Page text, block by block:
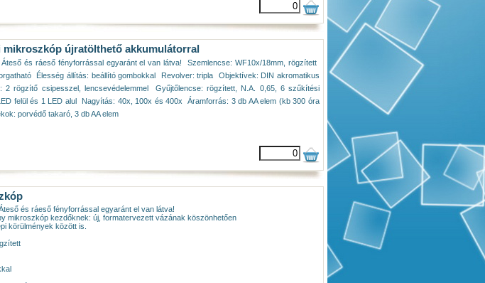
mikroszkóp újratölthető akkumulátorral
és ráeső fényforrással egyaránt el van látva!  Szemlencse: WF10x/18mm, rögzített 
 Élesség állítás: beállító gombokkal  Revolver: tripla  Objektívek: DIN akromatikus
2 rögzítő csipesszel, lencsevédelemmel  Gyűjtőlencse: rögzített, N.A. 0,65, 6 szűkítési
felül és 1 LED alul  Nagyítás: 40x, 100x és 400x  Áramforrás: 3 db AA elem (kb 300 óra
porvédő takaró, 3 db AA elem
és ráeső fényforrással egyaránt el van látva!
mikroszkóp kezdőknek: új, formatervezett vázának köszönhetően
körülmények között is.